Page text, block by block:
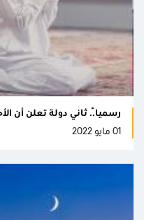
رسمياً.. ثاني دولة تعلن أن
01 مايو 2022